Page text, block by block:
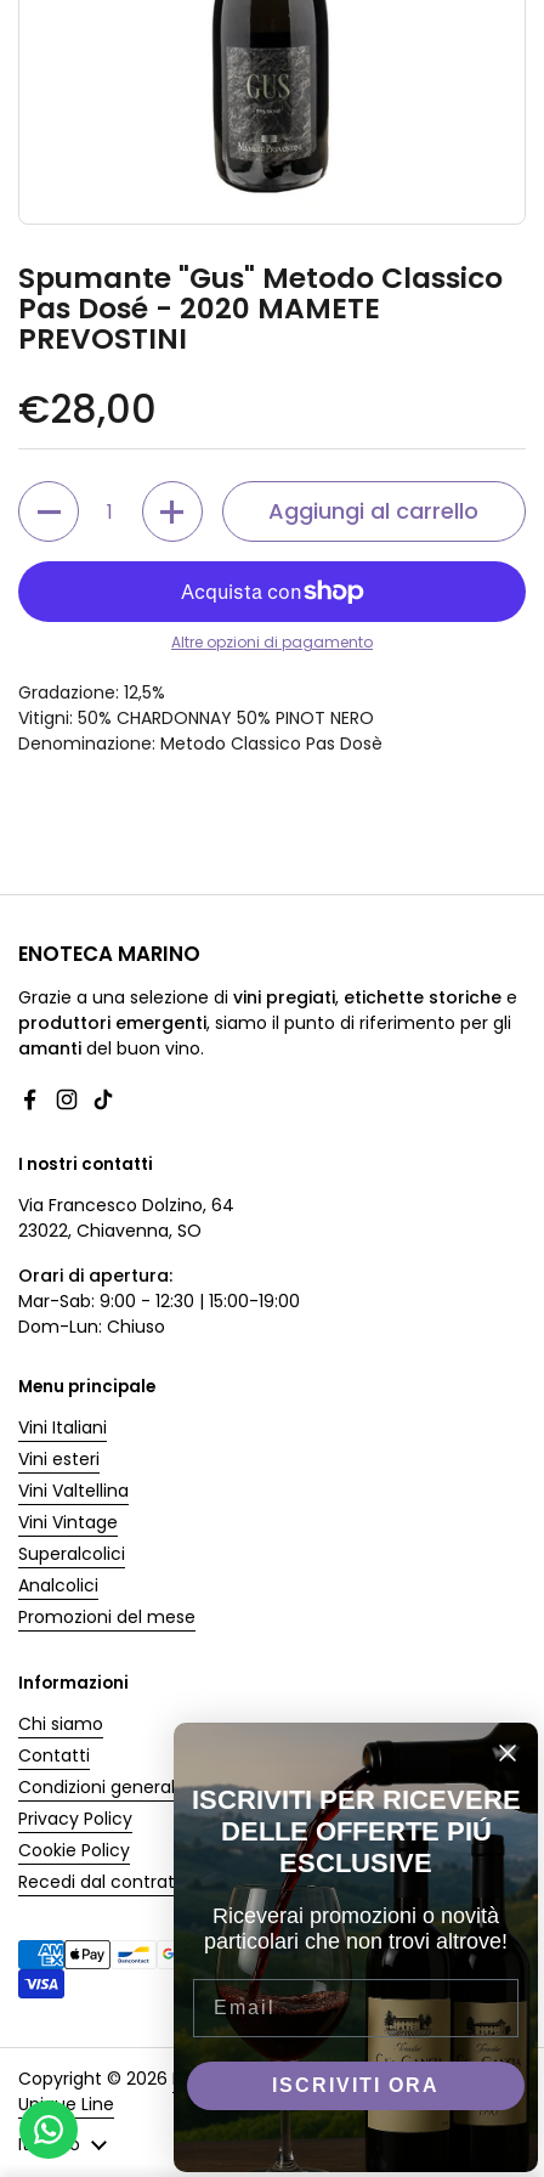
Spumante "Gus" Metodo Classico
Pas Dosé - 2020 MAMETE
PREVOSTINI
Prezzo di listino
€28,00
Quantità
Aggiungi al carrello
Altre opzioni di pagamento
Gradazione: 12,5%
Vitigni: 50% CHARDONNAY 50% PINOT NERO
Denominazione: Metodo Classico Pas Dosè
ENOTECA MARINO
Grazie a una selezione di vini pregiati, etichette storiche e
produttori emergenti, siamo il punto di riferimento per gli
amanti del buon vino.
Facebook
Instagram
TikTok
I nostri contatti
Via Francesco Dolzino, 64
23022, Chiavenna, SO
Orari di apertura:
Mar-Sab: 9:00 - 12:30 | 15:00-19:00
Dom-Lun: Chiuso
Menu principale
Vini Italiani
Vini esteri
Vini Valtellina
Vini Vintage
Superalcolici
Analcolici
Promozioni del mese
Informazioni
Chi siamo
Contatti
Condizioni generali
Privacy Policy
Cookie Policy
Recedi dal contratto
Copyright © 2026 Enoteca Marino. Sito creato con 🖤 da
Unique Line
Lingua
Italiano
ISCRIVITI PER RICEVERE
DELLE OFFERTE PIÚ
ESCLUSIVE
Riceverai promozioni o novità
particolari che non trovi altrove!
Email
ISCRIVITI ORA